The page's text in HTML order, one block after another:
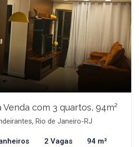
com 3 quartos, 94m²
Rio de Janeiro-RJ
2 Vagas 94 m²